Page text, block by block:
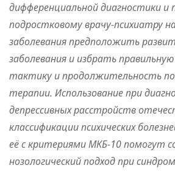
дифференциальной диагностики и
подростковому врачу-психиатру
заболевания предположить
заболевания и избрать
тактику и продолжительность
терапии. Использование при
депрессивных расстройств
классификации психических
её с критериями МКБ-10 помогут
нозологический подход при